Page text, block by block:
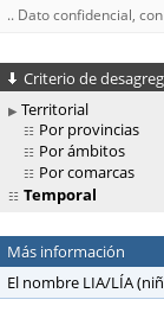
.. Dato confidencial,
Criterio de
Territorial
Por provincias
Por ámbitos
Por comarcas
Temporal
Más información
El nombre LIA/LÍA